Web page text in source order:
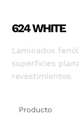
624 WHITE
Laminados
superficies
revestimientos.
Producto